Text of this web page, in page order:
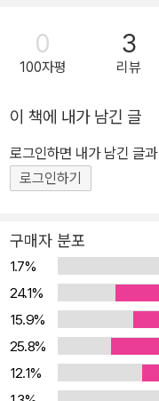
0
100자평
3
리뷰
이 책에 내가 남긴 글
로그인하면 내가 남긴 글
로그인하기
구매자 분포
1.7%
24.1%
15.9%
25.8%
12.1%